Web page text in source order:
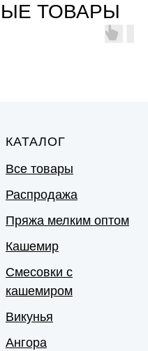
ТОВАРЫ
КАТАЛОГ
Все товары
Распродажа
Пряжа мелким оптом
Кашемир
Смесовки с
кашемиром
Викунья
Ангора